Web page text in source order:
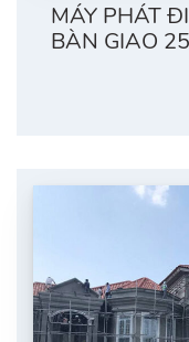
MÁY PHÁT
BÀN GIAO